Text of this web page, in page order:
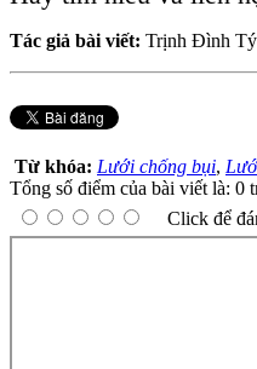
Tác giả bài viết: Trịnh Đình Tý
Từ khóa: Lưới chống bụi,
Tổng số điểm của bài viết là: 0
Click để